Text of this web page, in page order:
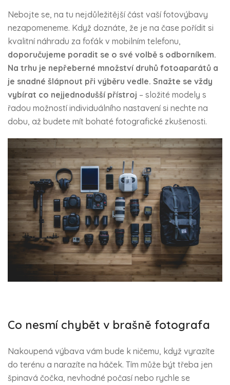
Nebojte se, na tu nejdůležitější část vaší fotovýbavy
nezapomeneme. Když doznáte, že je na čase pořídit si
kvalitní náhradu za foťák v mobilním telefonu,
doporučujeme poradit se o své volbě s odborníkem.
Na trhu je nepřeberné množství druhů fotoaparátů a
je snadné šlápnout při výběru vedle. Snažte se vždy
vybírat co nejjednodušší přístroj – složité modely s
řadou možností individuálního nastavení si nechte na
dobu, až budete mít bohaté fotografické zkušenosti.
Co nesmí chybět v brašně fotografa
Nakoupená výbava vám bude k ničemu, když vyrazíte
do terénu a narazíte na háček. Tím může být třeba jen
špinavá čočka, nevhodné počasí nebo rychle se